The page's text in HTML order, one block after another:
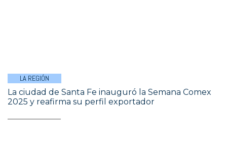
LA REGIÓN
La ciudad de Santa Fe inauguró la Semana Comex
2025 y reafirma su perfil exportador